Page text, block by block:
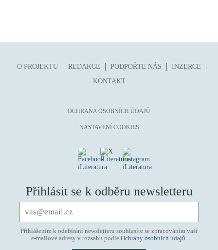
O PROJEKTU REDAKCE PODPOŘTE NÁS
INZERCE
KONTAKT
OCHRANA OSOBNÍCH ÚDAJŮ
NASTAVENÍ COOKIES
Přihlásit se k odběru newsletteru
Přihlášením k odebírání newsletteru souhlasíte se zpracováním vaší
e-mailové adresy v rozsahu podle Ochrany osobních údajů